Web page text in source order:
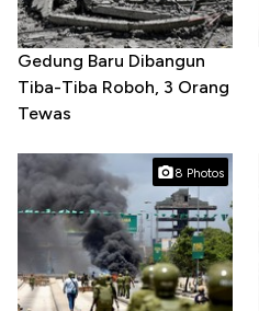
Gedung Baru Dibangun
Tiba-Tiba Roboh, 3 Orang
Tewas
8 Photos